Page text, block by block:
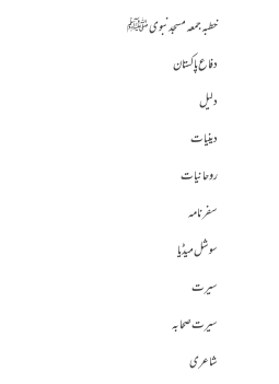
خطبہ جمعہ مسجد نبوی ﷺ
دفاع پاکستان
دلیل
دینیات
روحانیات
سفرنامہ
سوشل میڈیا
سیرت
سیرت صحابہ
شاعری